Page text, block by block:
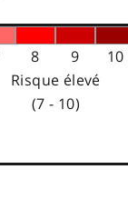
8 9
10
Risque élevé
(7 - 10)